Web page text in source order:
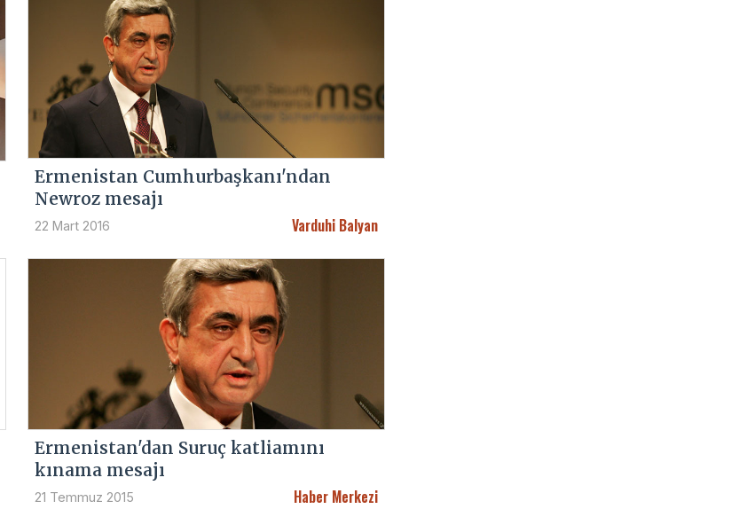
Ermenistan Cumhurbaşkanı'ndan
Newroz mesajı
22 Mart 2016 Varduhi Balyan
Ermenistan'dan Suruç katliamını
kınama mesajı
21 Temmuz 2015 Haber Merkezi